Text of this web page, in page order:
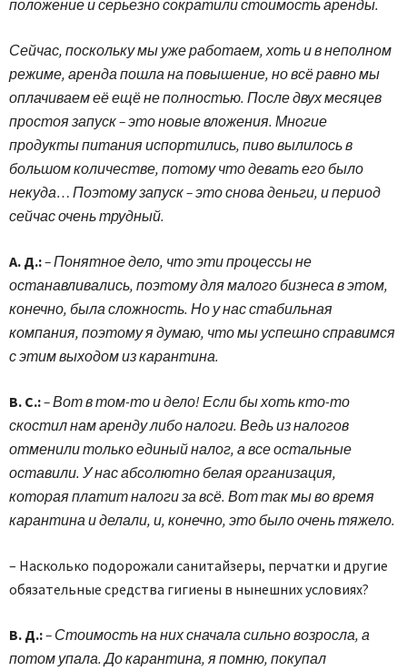
положение и серьезно сократили стоимость аренды.
Сейчас, поскольку мы уже работаем, хоть и в неполном
режиме, аренда пошла на повышение, но всё равно мы
оплачиваем её ещё не полностью. После двух месяцев
простоя запуск – это новые вложения. Многие
продукты питания испортились, пиво вылилось в
большом количестве, потому что девать его было
некуда… Поэтому запуск – это снова деньги, и период
сейчас очень трудный.
А. Д.:– Понятное дело, что эти процессы не
останавливались, поэтому для малого бизнеса в этом,
конечно, была сложность. Но у нас стабильная
компания, поэтому я думаю, что мы успешно справимся
с этим выходом из карантина.
В. С.:– Вот в том-то и дело! Если бы хоть кто-то
скостил нам аренду либо налоги. Ведь из налогов
отменили только единый налог, а все остальные
оставили. У нас абсолютно белая организация,
которая платит налоги за всё. Вот так мы во время
карантина и делали, и, конечно, это было очень тяжело.
– Насколько подорожали санитайзеры, перчатки и другие
обязательные средства гигиены в нынешних условиях?
В. Д.:– Стоимость на них сначала сильно возросла, а
потом упала. До карантина, я помню, покупал